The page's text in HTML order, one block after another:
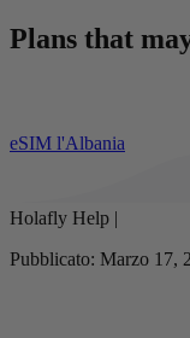
Plans that
eSIM l'Albania
Holafly Help |
Pubblicato: Marzo 17,